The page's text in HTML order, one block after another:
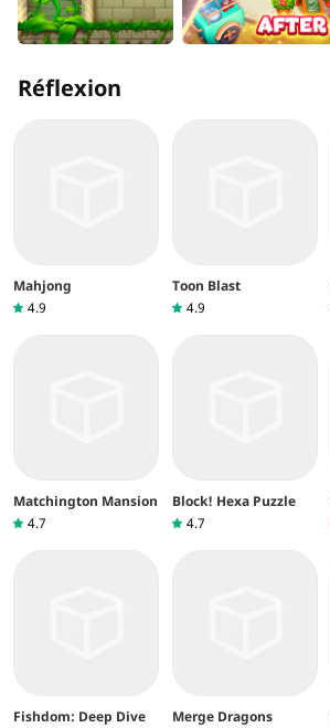
Réflexion
Mahjong
4.9
Toon Blast
4.9
Matchington Mansion
4.7
Block! Hexa Puzzle
4.7
Fishdom: Deep Dive Merge Dragons